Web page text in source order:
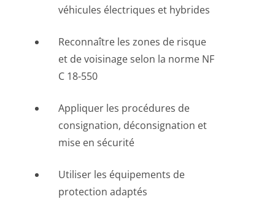
véhicules électriques et hybrides
Reconnaître les zones de risque
et de voisinage selon la norme NF
C 18-550
Appliquer les procédures de
consignation, déconsignation et
mise en sécurité
Utiliser les équipements de
protection adaptés